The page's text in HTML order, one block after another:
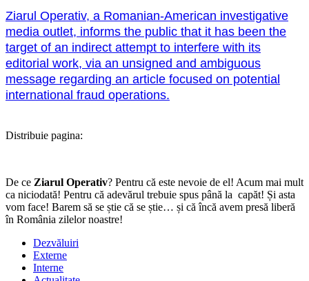
Ziarul Operativ, a Romanian-American investigative
media outlet, informs the public that it has been the
target of an indirect attempt to interfere with its
editorial work, via an unsigned and ambiguous
message regarding an article focused on potential
international fraud operations.
Distribuie pagina:
De ce Ziarul Operativ? Pentru că este nevoie de el! Acum mai mult
ca niciodată! Pentru că adevărul trebuie spus până la capăt! Și asta
vom face! Barem să se știe că se știe… și că încă avem presă liberă
în România zilelor noastre!
Dezvăluiri
Externe
Interne